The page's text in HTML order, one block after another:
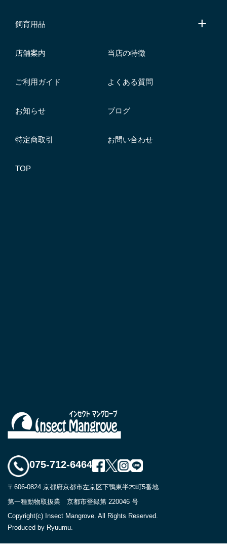
飼育用品
店舗案内 当店の特徴
ご利用ガイド よくある質問
お知らせ ブログ
特定商取引 お問い合わせ
TOP
075-712-6464
〒606-0824 京都府京都市左京区下鴨東半木町5番地
第一種動物取扱業 京都市登録第 220046 号
Copyright(c) Insect Mangrove. All Rights Reserved.
Produced by Ryuumu.